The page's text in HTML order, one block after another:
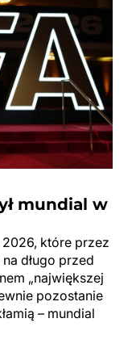
mundial w
które przez
długo przed
„największej
pozostanie
– mundial